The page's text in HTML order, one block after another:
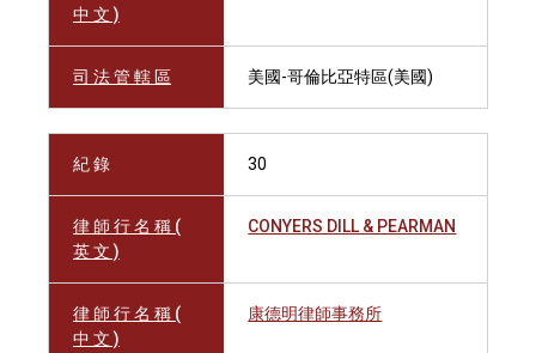
中 文 )
司 法 管 轄 區 美國-哥倫比亞特區(美國)
紀 錄 30
律 師 行 名 稱 (
英 文 )
CONYERS DILL & PEARMAN
律 師 行 名 稱 (
中 文 )
康德明律師事務所